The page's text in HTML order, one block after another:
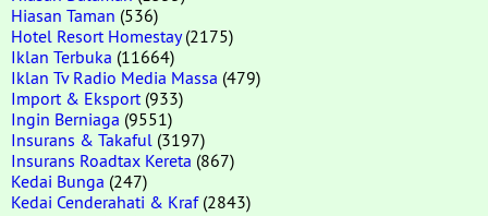
Hiasan Taman (536)
Hotel Resort Homestay(2175)
Iklan Terbuka (11664)
Iklan Tv Radio Media Massa (479)
Import & Eksport (933)
Ingin Berniaga (9551)
Insurans & Takaful (3197)
Insurans Roadtax Kereta (867)
Kedai Bunga (247)
Kedai Cenderahati & Kraf(2843)